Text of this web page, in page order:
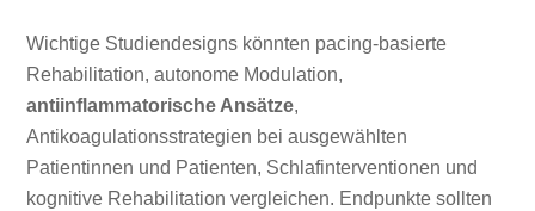
Wichtige Studiendesigns könnten pacing-basierte
Rehabilitation, autonome Modulation,
antiinflammatorische Ansätze,
Antikoagulationsstrategien bei ausgewählten
Patientinnen und Patienten, Schlafinterventionen und
kognitive Rehabilitation vergleichen. Endpunkte sollten